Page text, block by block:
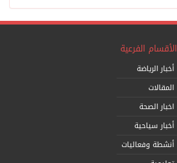
الأقسام الفرعية
أخبار الرياضة
المقالات
اخبار الصحة
أخبار سياحية
أنشطة وفعاليات